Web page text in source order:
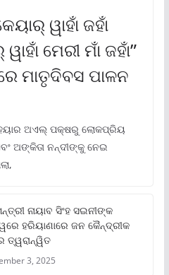
ୱାହାଁ ଜହାଁ
ମେରୀ ମାଁ ଜହାଁ”
ମାତୃଦିବସ ପାଳନ
ଅଏଲ୍ ପକ୍ଷରୁ ଲୋକପ୍ରିୟ
ଅଙ୍କିତା ନନ୍ଦୀଙ୍କୁ ନେଇ
ନାୟାବ ସିଂହ ସଇନୀଙ୍କ
ହରିୟାଣାରେ ଜନ କୈନ୍ଦ୍ରୀକ
ତ୍ୱରାନ୍ୱିତ
3, 2025